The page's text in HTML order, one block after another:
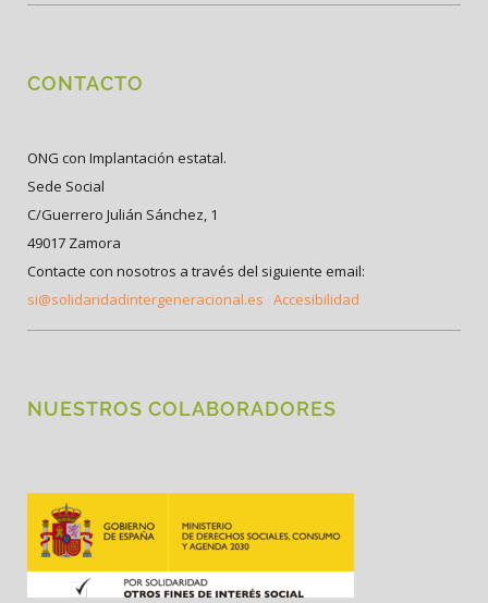
CONTACTO
ONG con Implantación estatal.
Sede Social
C/Guerrero Julián Sánchez, 1
49017 Zamora
Contacte con nosotros a través del siguiente email:
si@solidaridadintergeneracional.es Accesibilidad
NUESTROS COLABORADORES